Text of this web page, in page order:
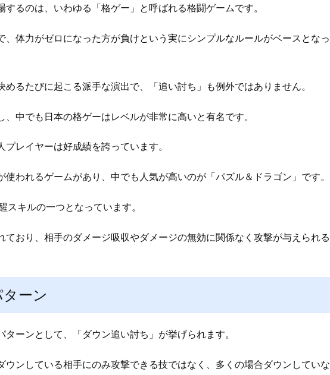
するのは、いわゆる「格ゲー」と呼ばれる格闘ゲームです。
、体力がゼロになった方が負けという実にシンプルなルールがベースとなっ
るたびに起こる派手な演出で、「追い討ち」も例外ではありません。
中でも日本の格ゲーはレベルが非常に高いと有名です。
レイヤーは好成績を誇っています。
使われるゲームがあり、中でも人気が高いのが「パズル＆ドラゴン」です。
スキルの一つとなっています。
ており、相手のダメージ吸収やダメージの無効に関係なく攻撃が与えられる
ターン
ーンとして、「ダウン追い討ち」が挙げられます。
ウンしている相手にのみ攻撃できる技ではなく、多くの場合ダウンしていな